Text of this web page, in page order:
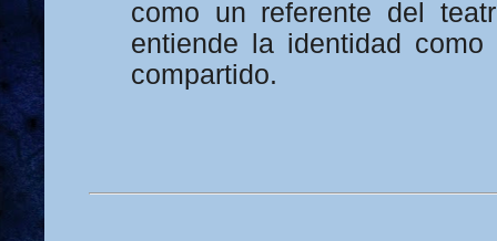
como un referente del
entiende la identidad
compartido.